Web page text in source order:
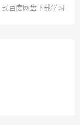
式百度网盘下载学习